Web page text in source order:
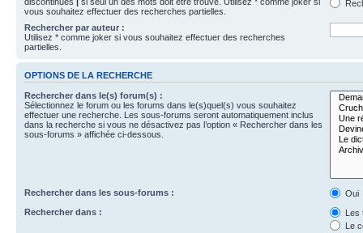
vous souhaitez effectuer des recherches partielles.
Rechercher par auteur :
Utilisez * comme joker si vous souhaitez effectuer des recherches
partielles.
OPTIONS DE LA RECHERCHE
Rechercher dans le(s) forum(s) :
Sélectionnez le forum ou les forums dans le(s)quel(s) vous souhaitez
effectuer une recherche. Les sous-forums seront automatiquement inclus
dans la recherche si vous ne désactivez pas l’option « Rechercher dans les
sous-forums » affichée ci-dessous.
Rechercher dans les sous-forums :
Oui
Rechercher dans :
Les
Le